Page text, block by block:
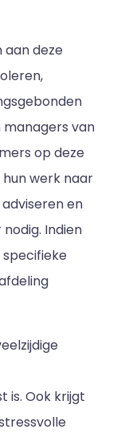
aan deze
managers van
op deze
werk naar
en
Indien
is. Ook krijgt